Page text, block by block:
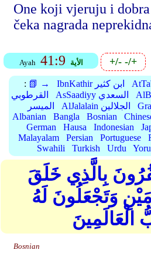
One koji vjeruju i
čeka nagrada
Ayah 41:9 الأية +/--/+
: 📗 → IbnKathir ابن كثير
القرطوبي
AsSaadiyy السعدي
الميسر
AlJalalain الجلالين
Albanian
Bangla Bosnian
German
Hausa Indonesian
Malayalam
Persian Portuguese
Swahili
Turkish Urdu
بِالَّذِي خَلَقَ
وَتَجْعَلُونَ لَهُ
الْعَالَمِينَ
Bosnian